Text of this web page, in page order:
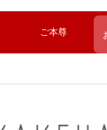
ご本尊